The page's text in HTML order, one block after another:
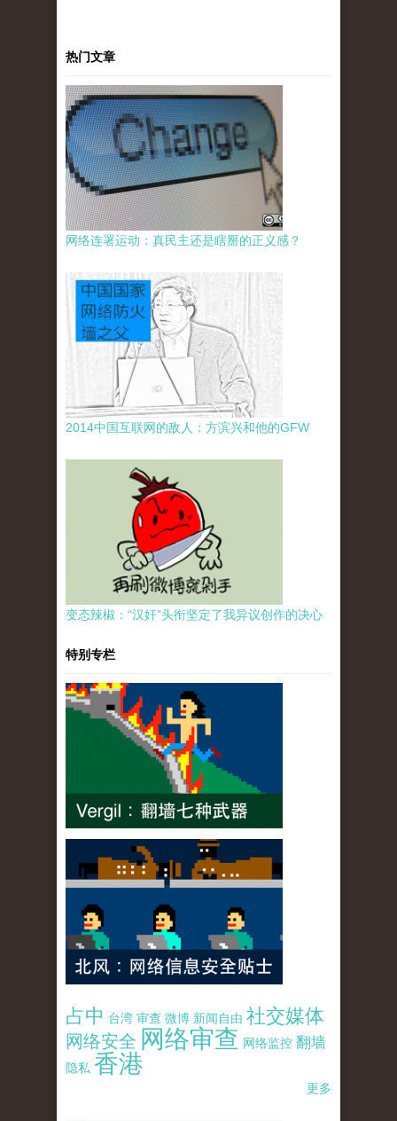
热门文章
网络连署运动：真民主还是瞎掰的正义感？
2014中国互联网的敌人：方滨兴和他的GFW
变态辣椒：“汉奸”头衔坚定了我异议创作的决心
特别专栏
占中 台湾 审查 微博 新闻自由 社交媒体
网络安全 网络审查 网络监控 翻墙
隐私 香港
更多